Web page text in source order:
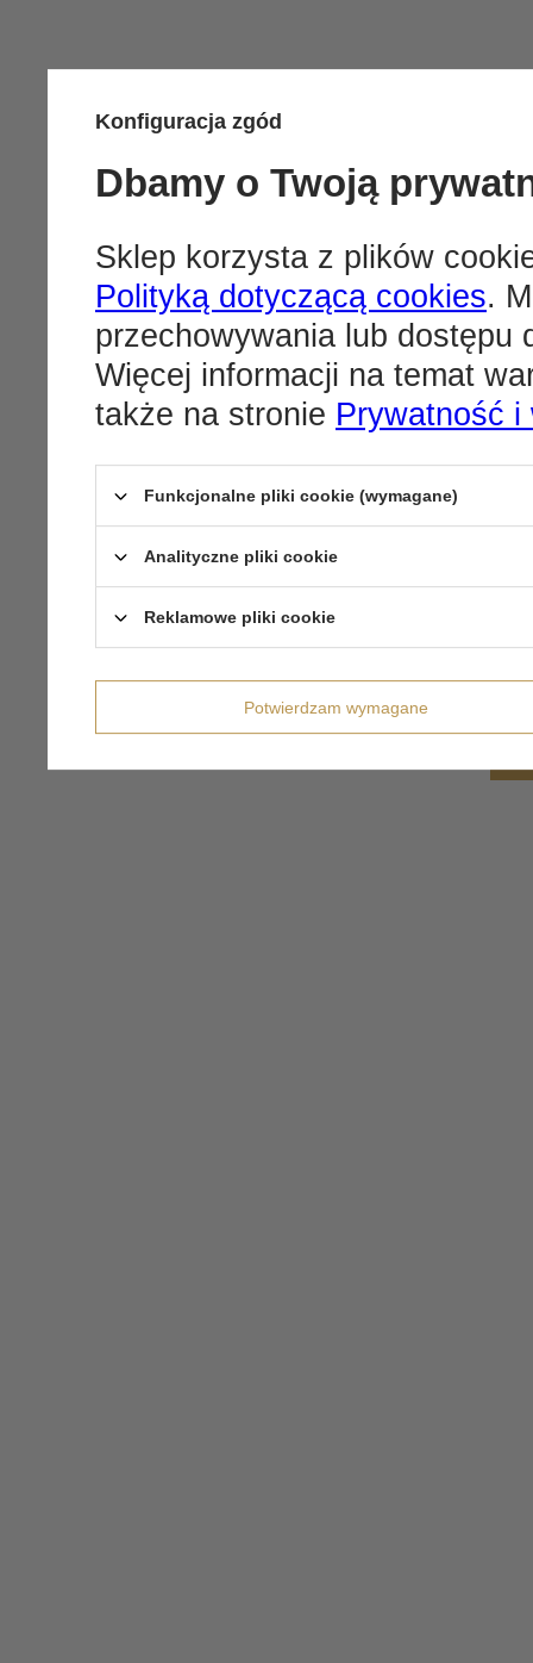
Konfiguracja zgód
Dbamy o Twoją
Sklep korzysta z plików
Polityką dotyczącą cookies.
przechowywania lub dostępu
Więcej informacji na temat
także na stronie Prywatność i
Funkcjonalne pliki cookie (wymagane)
Analityczne pliki cookie
Reklamowe pliki cookie
Potwierdzam wymagane